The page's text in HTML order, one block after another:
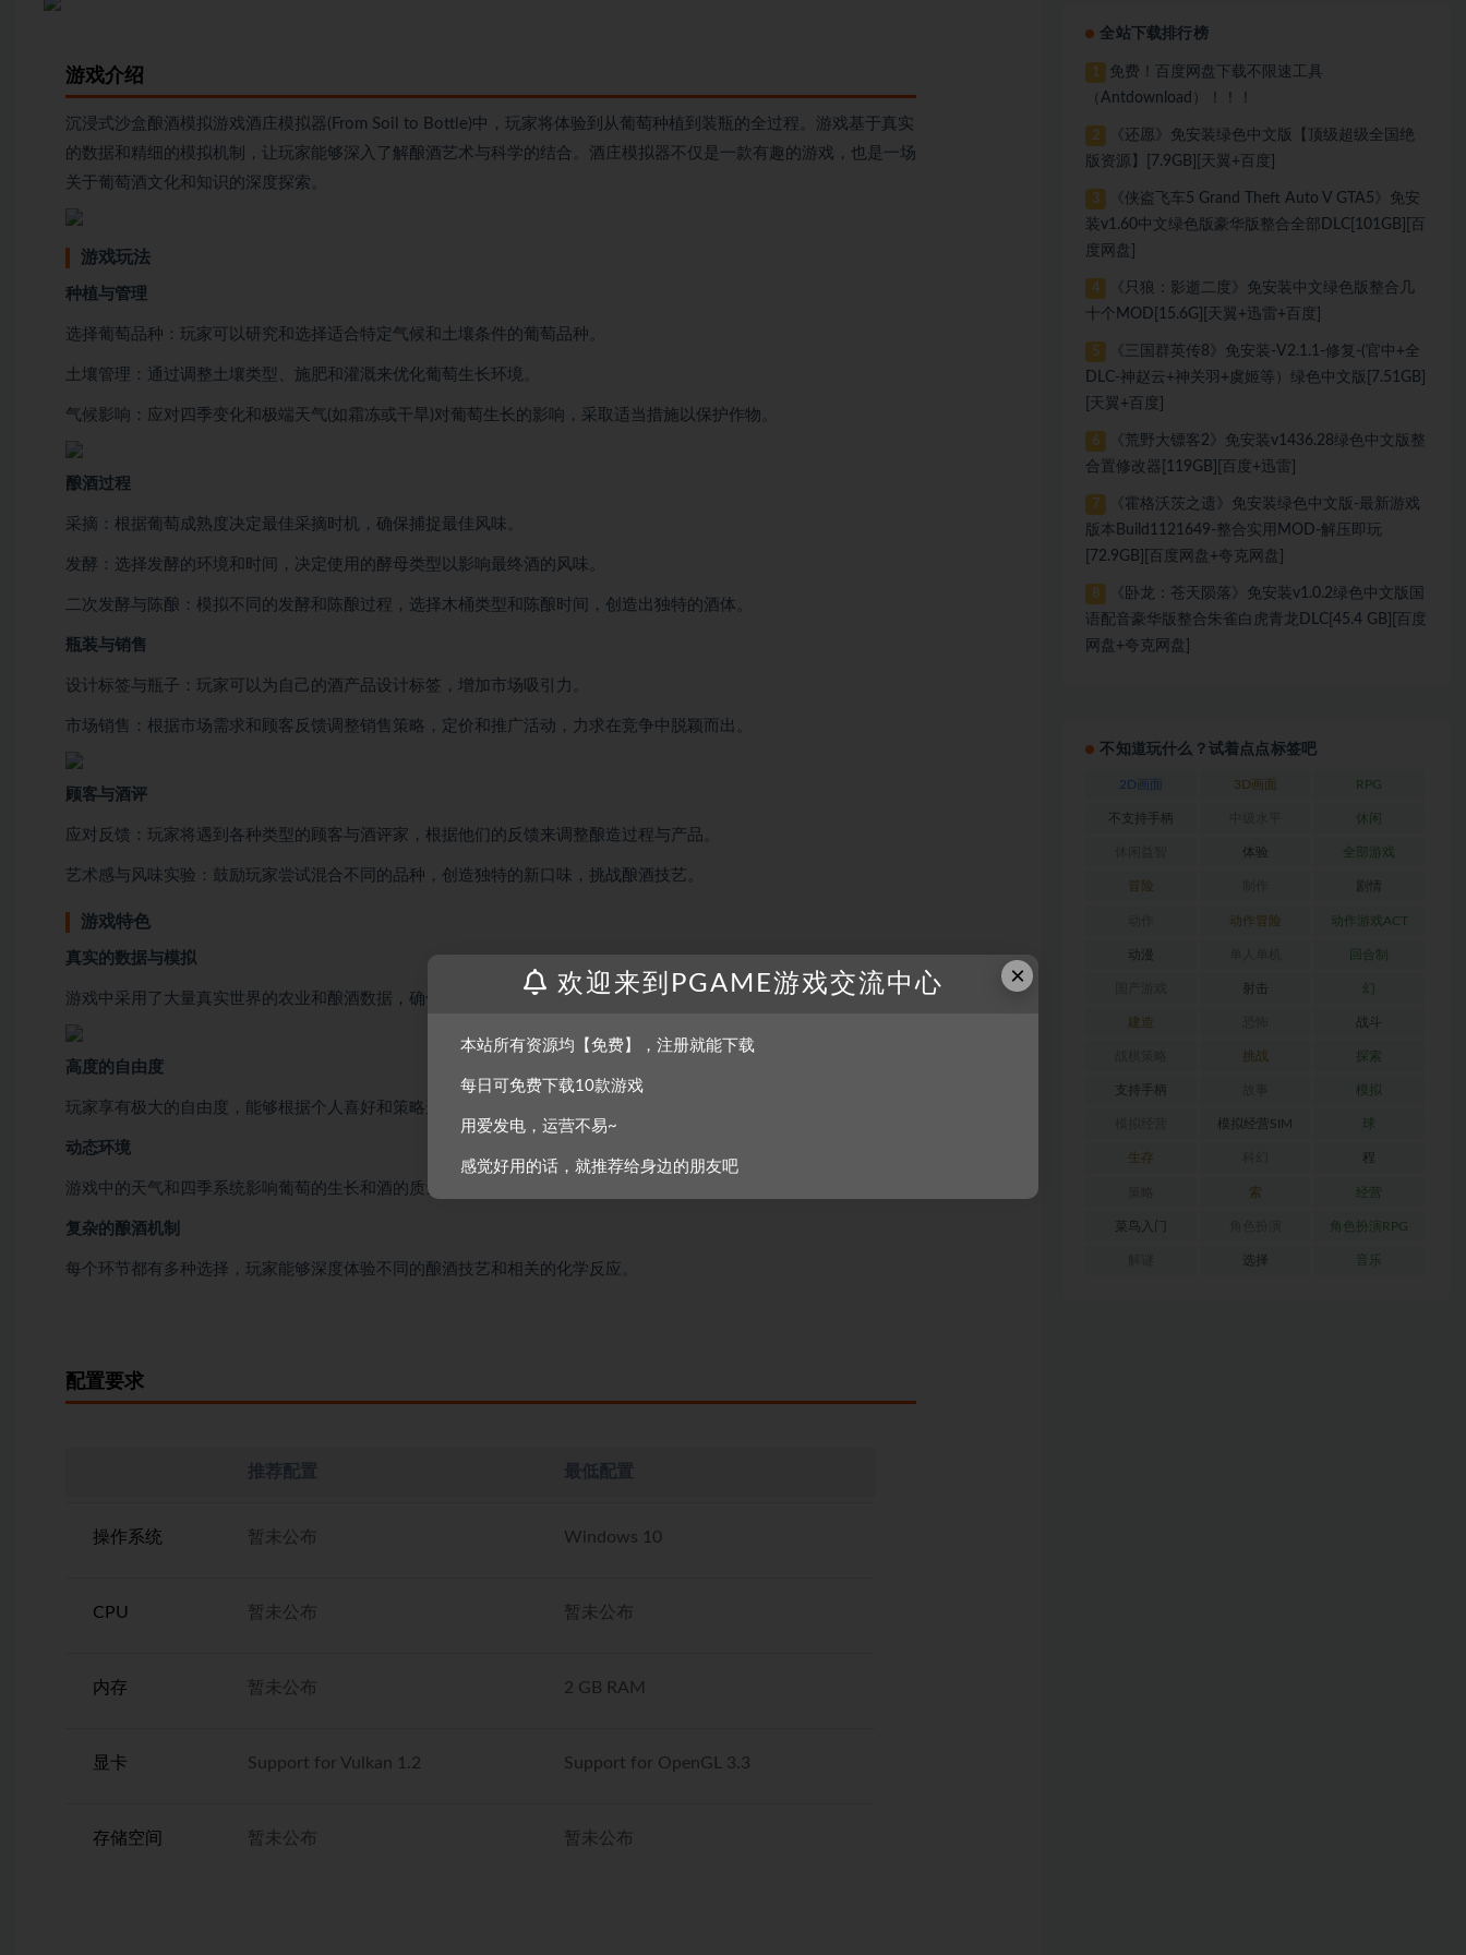
游戏介绍
沉浸式沙盒酿酒模拟游戏酒庄模拟器(From Soil to Bottle)中，玩家将体验到从葡萄种植到装瓶的全过程。游戏基于真实
的数据和精细的模拟机制，让玩家能够深入了解酿酒艺术与科学的结合。酒庄模拟器不仅是一款有趣的游戏，也是一场
关于葡萄酒文化和知识的深度探索。
游戏玩法
种植与管理
选择葡萄品种：玩家可以研究和选择适合特定气候和土壤条件的葡萄品种。
土壤管理：通过调整土壤类型、施肥和灌溉来优化葡萄生长环境。
气候影响：应对四季变化和极端天气(如霜冻或干旱)对葡萄生长的影响，采取适当措施以保护作物。
酿酒过程
采摘：根据葡萄成熟度决定最佳采摘时机，确保捕捉最佳风味。
发酵：选择发酵的环境和时间，决定使用的酵母类型以影响最终酒的风味。
二次发酵与陈酿：模拟不同的发酵和陈酿过程，选择木桶类型和陈酿时间，创造出独特的酒体。
瓶装与销售
设计标签与瓶子：玩家可以为自己的酒产品设计标签，增加市场吸引力。
市场销售：根据市场需求和顾客反馈调整销售策略，定价和推广活动，力求在竞争中脱颖而出。
顾客与酒评
应对反馈：玩家将遇到各种类型的顾客与酒评家，根据他们的反馈来调整酿造过程与产品。
艺术感与风味实验：鼓励玩家尝试混合不同的品种，创造独特的新口味，挑战酿酒技艺。
游戏特色
真实的数据与模拟
游戏中采用了大量真实世界的农业和酿酒数据，确保酿酒过程的真实性与科学性。
高度的自由度
玩家享有极大的自由度，能够根据个人喜好和策略选择不同的酿酒方法与风味探索。
动态环境
游戏中的天气和四季系统影响葡萄的生长和酒的质量，玩家需根据这些变化做出相应决策。
复杂的酿酒机制
每个环节都有多种选择，玩家能够深度体验不同的酿酒技艺和相关的化学反应。
配置要求
操作系统
CPU
内存
显卡
存储空间
推荐配置
暂未公布
暂未公布
暂未公布
Support for Vulkan 1.2
暂未公布
最低配置
Windows 10
暂未公布
2 GB RAM
Support for OpenGL 3.3
暂未公布
全站下载排行榜
1
免费！百度网盘下载不限速工具
（Antdownload）！！！
2
《还愿》免安装绿色中文版【顶级超级全国绝
版资源】[7.9GB][天翼+百度]
3
《侠盗飞车5 Grand Theft Auto V GTA5》免安
装v1.60中文绿色版豪华版整合全部DLC[101GB][百
度网盘]
4
《只狼：影逝二度》免安装中文绿色版整合几
十个MOD[15.6G][天翼+迅雷+百度]
5
《三国群英传8》免安装-V2.1.1-修复-(官中+全
DLC-神赵云+神关羽+虞姬等）绿色中文版[7.51GB]
[天翼+百度]
6
《荒野大镖客2》免安装v1436.28绿色中文版整
合置修改器[119GB][百度+迅雷]
7
《霍格沃茨之遗》免安装绿色中文版-最新游戏
版本Build1121649-整合实用MOD-解压即玩
[72.9GB][百度网盘+夸克网盘]
8
《卧龙：苍天陨落》免安装v1.0.2绿色中文版国
语配音豪华版整合朱雀白虎青龙DLC[45.4 GB][百度
网盘+夸克网盘]
不知道玩什么？试着点点标签吧
2D画面 3D画面 RPG
不支持手柄 休闲
体验 全部游戏
冒险 剧情
动作冒险 动作游戏ACT
动漫 回合制
射击 幻
建造 战斗
挑战 探索
支持手柄 模拟
模拟经营SIM 球
生存 程
索 经营
菜鸟入门 角色扮演RPG
选择 音乐
×
欢迎来到PGAME游戏交流中心
本站所有资源均【免费】，注册就能下载
每日可免费下载10款游戏
用爱发电，运营不易~
感觉好用的话，就推荐给身边的朋友吧